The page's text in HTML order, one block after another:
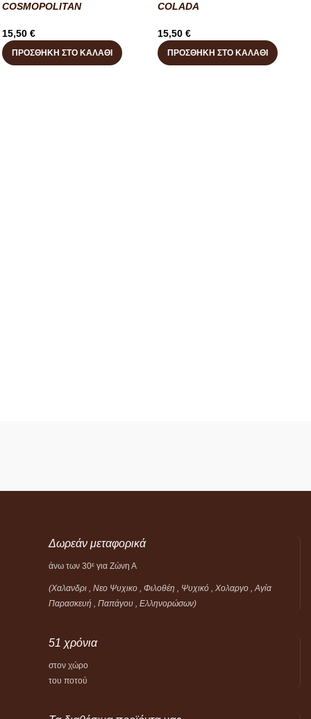
COSMOPOLITAN
15,50 €
ΠΡΟΣΘΉΚΗ ΣΤΟ ΚΑΛΆΘΙ
COLADA
15,50 €
ΠΡΟΣΘΉΚΗ ΣΤΟ ΚΑΛΆΘΙ
Δωρεάν μεταφορικά
άνω των 30ε για Ζώνη Α
(Χαλανδρι , Νεο Ψυχικο , Φιλοθέη , Ψυχικό ,
Χολαργο , Αγία
Παρασκευή , Παπάγου , Ελληνορώσων)
51 χρόνια
στον χώρο
του ποτού